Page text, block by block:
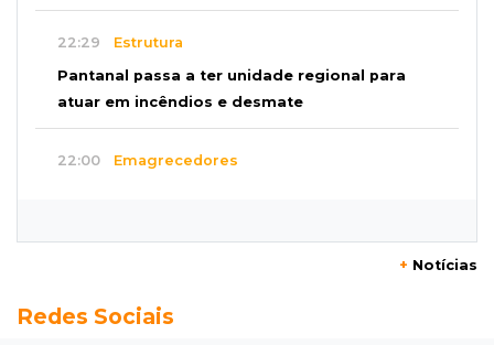
22:29 Estrutura
Pantanal passa a ter unidade regional para
atuar em incêndios e desmate
22:00 Emagrecedores
Granizo danifica telhados e plantações
+ Notícias
Redes Sociais